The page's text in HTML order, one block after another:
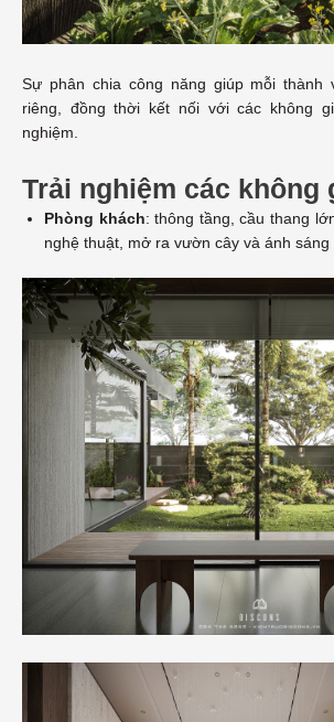
Sự phân chia công năng giúp mỗi thành
riêng, đồng thời kết nối với các không
nghiệm.
Trải nghiệm các không
Phòng khách: thông tầng, cầu thang
nghệ thuật, mở ra vườn cây và ánh sáng